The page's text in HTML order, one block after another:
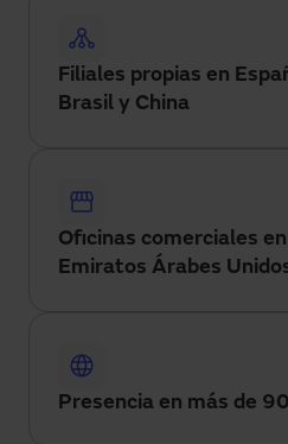
Filiales propias en
Brasil y China
Oficinas comerciales
Emiratos Árabes
Presencia en más de